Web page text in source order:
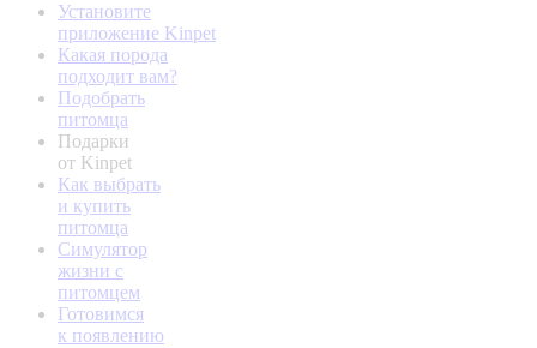
Установите
приложение Kinpet
Какая порода
подходит вам?
Подобрать
питомца
Подарки
от Kinpet
Как выбрать
и купить
питомца
Симулятор
жизни с
питомцем
Готовимся
к появлению